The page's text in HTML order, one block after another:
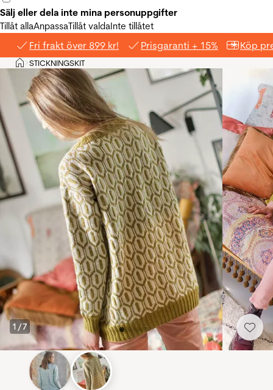
Sälj eller dela inte mina personuppgifter
Tillåt allaAnpassaTillåt valdaInte tillåtet
Fri frakt över 899 kr! Prisgaranti + 15% Köp
Hem
>STICKNINGSKIT
1 /7